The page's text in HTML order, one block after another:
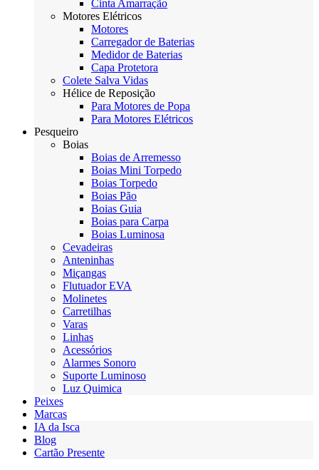
Cinta Amarração
Motores Elétricos
Motores
Carregador de Baterias
Medidor de Baterias
Capa Protetora
Colete Salva Vidas
Hélice de Reposição
Para Motores de Popa
Para Motores Elétricos
Pesqueiro
Boias
Boias de Arremesso
Boias Mini Torpedo
Boias Torpedo
Boias Pão
Boias Guia
Boias para Carpa
Boias Luminosa
Cevadeiras
Anteninhas
Miçangas
Flutuador EVA
Molinetes
Carretilhas
Varas
Linhas
Acessórios
Alarmes Sonoro
Suporte Luminoso
Luz Quimica
Peixes
Marcas
IA da Isca
Blog
Cartão Presente